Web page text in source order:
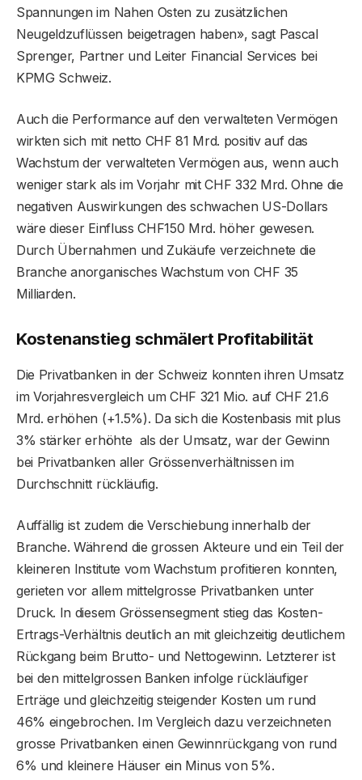
Spannungen im Nahen Osten zu zusätzlichen
Neugeldzuflüssen beigetragen haben», sagt Pascal
Sprenger, Partner und Leiter Financial Services bei
KPMG Schweiz.
Auch die Performance auf den verwalteten Vermögen
wirkten sich mit netto CHF 81 Mrd. positiv auf das
Wachstum der verwalteten Vermögen aus, wenn auch
weniger stark als im Vorjahr mit CHF 332 Mrd. Ohne die
negativen Auswirkungen des schwachen US-Dollars
wäre dieser Einfluss CHF150 Mrd. höher gewesen.
Durch Übernahmen und Zukäufe verzeichnete die
Branche anorganisches Wachstum von CHF 35
Milliarden.
Kostenanstieg schmälert Profitabilität
Die Privatbanken in der Schweiz konnten ihren Umsatz
im Vorjahresvergleich um CHF 321 Mio. auf CHF 21.6
Mrd. erhöhen (+1.5%). Da sich die Kostenbasis mit plus
3% stärker erhöhte als der Umsatz, war der Gewinn
bei Privatbanken aller Grössenverhältnissen im
Durchschnitt rückläufig.
Auffällig ist zudem die Verschiebung innerhalb der
Branche. Während die grossen Akteure und ein Teil der
kleineren Institute vom Wachstum profitieren konnten,
gerieten vor allem mittelgrosse Privatbanken unter
Druck. In diesem Grössensegment stieg das Kosten-
Ertrags-Verhältnis deutlich an mit gleichzeitig deutlichem
Rückgang beim Brutto- und Nettogewinn. Letzterer ist
bei den mittelgrossen Banken infolge rückläufiger
Erträge und gleichzeitig steigender Kosten um rund
46% eingebrochen. Im Vergleich dazu verzeichneten
grosse Privatbanken einen Gewinnrückgang von rund
6% und kleinere Häuser ein Minus von 5%.